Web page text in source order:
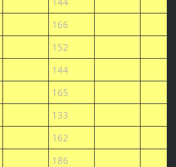
166
152
144
165
133
162
186